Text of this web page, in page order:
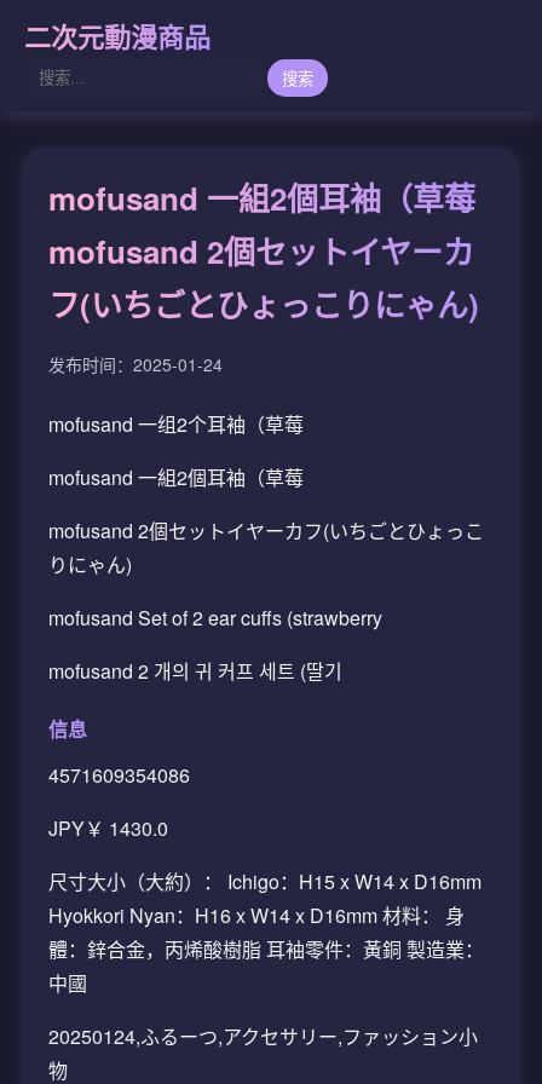
二次元動漫商品
搜索
mofusand 一組2個耳袖（草莓
mofusand 2個セットイヤーカ
フ(いちごとひょっこりにゃん)
发布时间：2025-01-24
mofusand 一组2个耳袖（草莓
mofusand 一組2個耳袖（草莓
mofusand 2個セットイヤーカフ(いちごとひょっこ
りにゃん)
mofusand Set of 2 ear cuffs (strawberry
mofusand 2 개의 귀 커프 세트 (딸기
信息
4571609354086
JPY￥ 1430.0
尺寸大小（大約）： Ichigo：H15 x W14 x D16mm
Hyokkori Nyan：H16 x W14 x D16mm 材料： 身
體：鋅合金，丙烯酸樹脂 耳袖零件：黃銅 製造業：
中國
20250124,ふるーつ,アクセサリー,ファッション小
物